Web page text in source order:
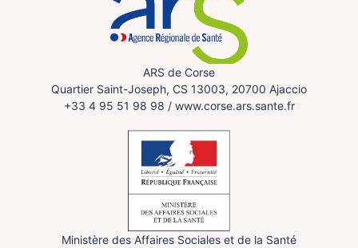
ARS de Corse
Quartier Saint-Joseph, CS 13003, 20700 Ajaccio
+33 4 95 51 98 98 / www.corse.ars.sante.fr
Ministère des Affaires Sociales et de la Santé